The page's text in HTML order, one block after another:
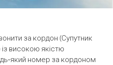
за кордон (Супутник
високою якістю
який номер за кордоном